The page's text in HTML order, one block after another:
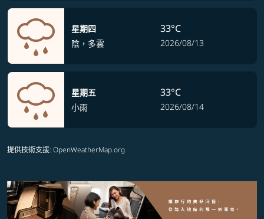
星期四
陰，多雲
33°C
2026/08/13
星期五
小雨
33°C
2026/08/14
提供技術支援: OpenWeatherMap.org